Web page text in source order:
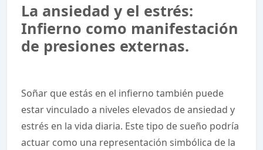
La ansiedad y el estrés:
Infierno como manifestación
de presiones externas.
Soñar que estás en el infierno también puede
estar vinculado a niveles elevados de ansiedad y
estrés en la vida diaria. Este tipo de sueño podría
actuar como una representación simbólica de la